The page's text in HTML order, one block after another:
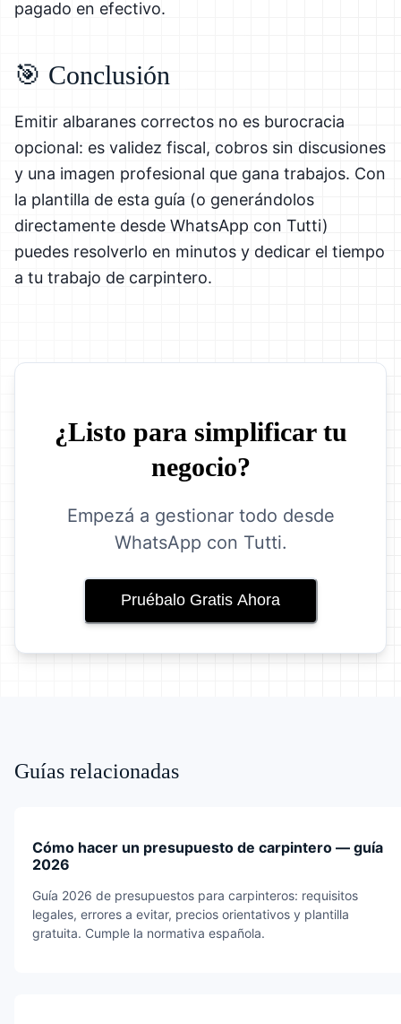
pagado en efectivo.
🎯 Conclusión
Emitir albaranes correctos no es burocracia
opcional: es validez fiscal, cobros sin discusiones
y una imagen profesional que gana trabajos. Con
la plantilla de esta guía (o generándolos
directamente desde WhatsApp con Tutti)
puedes resolverlo en minutos y dedicar el tiempo
a tu trabajo de carpintero.
¿Listo para simplificar tu
negocio?
Empezá a gestionar todo desde
WhatsApp con Tutti.
Pruébalo Gratis Ahora
Guías relacionadas
Cómo hacer un presupuesto de carpintero — guía
2026
Guía 2026 de presupuestos para carpinteros: requisitos
legales, errores a evitar, precios orientativos y plantilla
gratuita. Cumple la normativa española.